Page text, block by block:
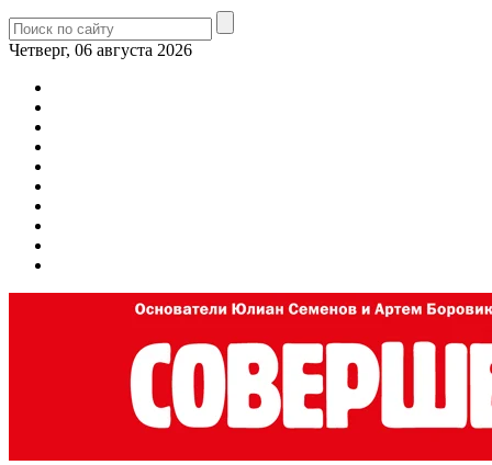
Четверг, 06 августа 2026